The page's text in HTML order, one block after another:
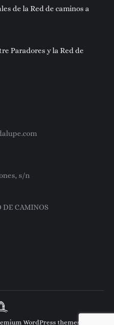
de la Red de caminos a
Paradores y la Red de
s/n
DE CAMINOS
WordPress themes